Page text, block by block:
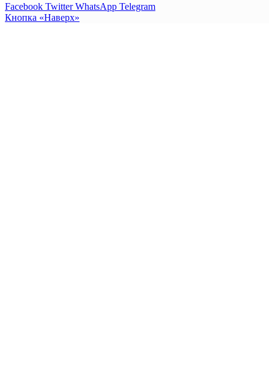
Facebook Twitter WhatsApp Telegram
Кнопка «Наверх»